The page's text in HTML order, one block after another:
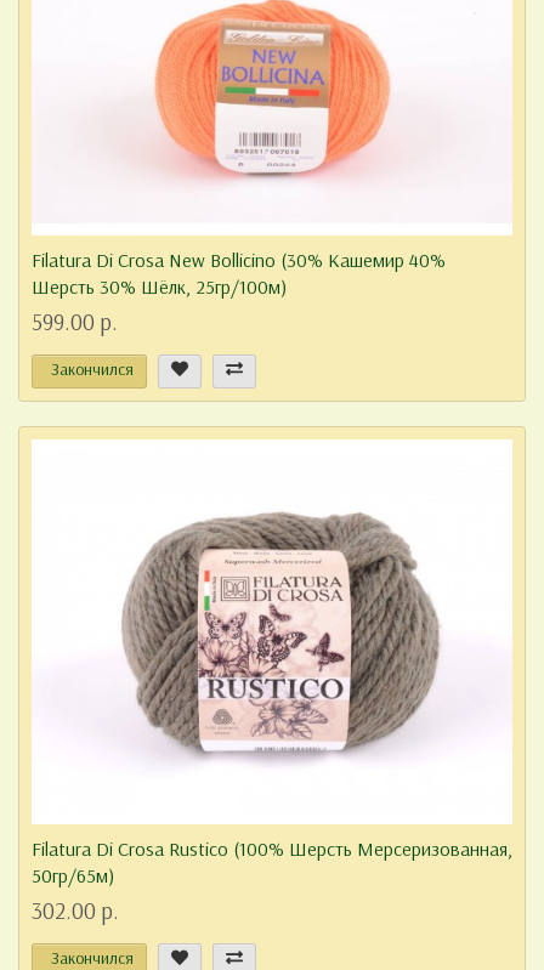
Filatura Di Crosa New Bollicino (30% Кашемир 40%
Шерсть 30% Шёлк, 25гр/100м)
599.00 р.
Закончился
Filatura Di Crosa Rustico (100% Шерсть Мерсеризованная,
50гр/65м)
302.00 р.
Закончился